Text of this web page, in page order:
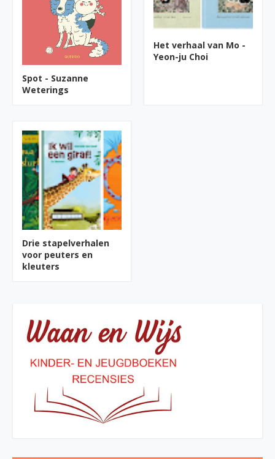
Spot - Suzanne
Weterings
Het verhaal van Mo -
Yeon-ju Choi
Drie stapelverhalen
voor peuters en
kleuters